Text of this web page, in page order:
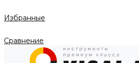
Избранные
Сравнение